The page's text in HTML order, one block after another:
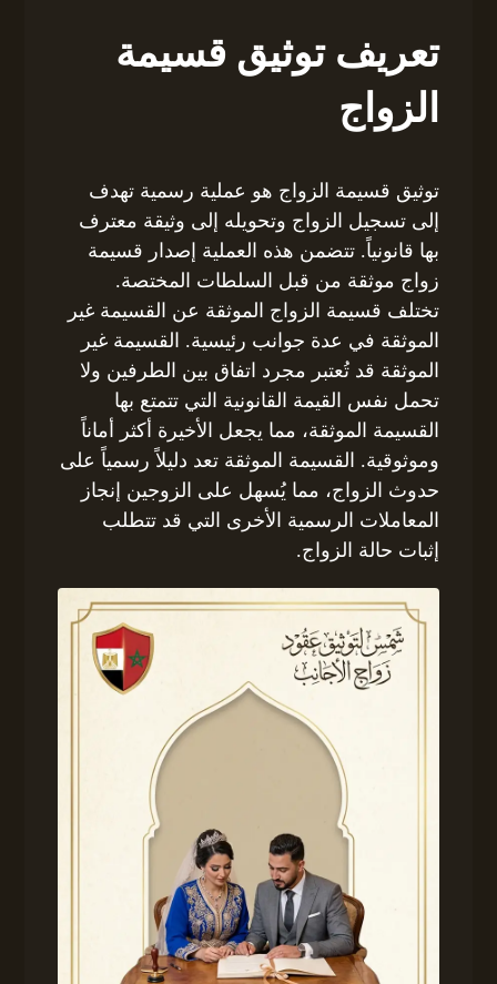
تعريف توثيق قسيمة
الزواج
توثيق قسيمة الزواج هو عملية رسمية تهدف
إلى تسجيل الزواج وتحويله إلى وثيقة معترف
بها قانونياً. تتضمن هذه العملية إصدار قسيمة
زواج موثقة من قبل السلطات المختصة.
تختلف قسيمة الزواج الموثقة عن القسيمة غير
الموثقة في عدة جوانب رئيسية. القسيمة غير
الموثقة قد تُعتبر مجرد اتفاق بين الطرفين ولا
تحمل نفس القيمة القانونية التي تتمتع بها
القسيمة الموثقة، مما يجعل الأخيرة أكثر أماناً
وموثوقية. القسيمة الموثقة تعد دليلاً رسمياً على
حدوث الزواج، مما يُسهل على الزوجين إنجاز
المعاملات الرسمية الأخرى التي قد تتطلب
إثبات حالة الزواج.